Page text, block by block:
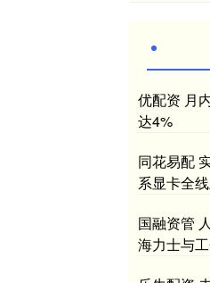
优配资 月
达4%
同花易配
系显卡全
国融资管
海力士与